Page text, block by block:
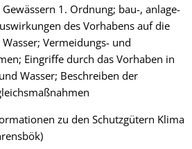
1. Ordnung; bau-, anlage-
des Vorhabens auf die
Vermeidungs- und
Eingriffe durch das Vorhaben in
Wasser; Beschreiben der
zu den Schutzgütern Klima